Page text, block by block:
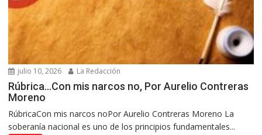
julio 10, 2026 La Redacción
Rúbrica…Con mis narcos no, Por Aurelio Contreras
Moreno
RúbricaCon mis narcos noPor Aurelio Contreras Moreno La
soberanía nacional es uno de los principios fundamentales...